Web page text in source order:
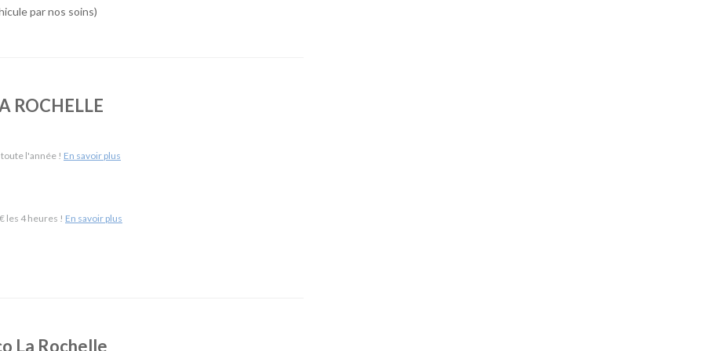
véhicules simple, économique et accessible. Notre agence
-Frigorifiques-Véhicules de société
par nos soins)
ROCHELLE
l'année ! En savoir plus
les 4 heures ! En savoir plus
La Rochelle